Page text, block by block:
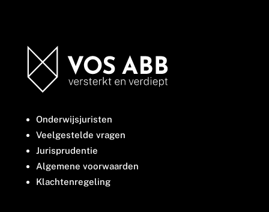
Onderwijsjuristen
Veelgestelde vragen
Jurisprudentie
Algemene voorwaarden
Klachtenregeling